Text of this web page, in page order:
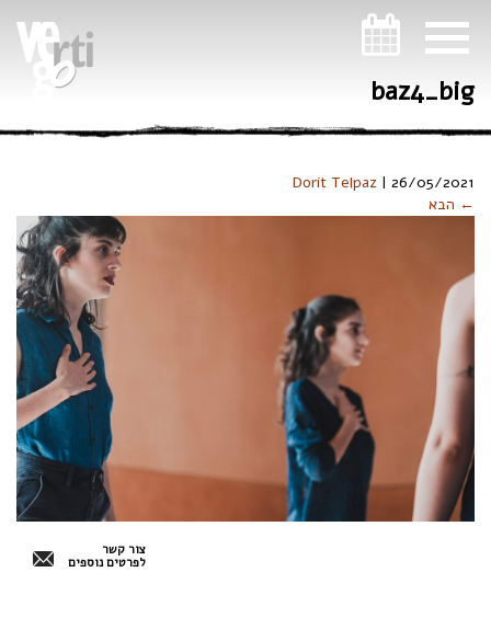
baz4_big
Dorit Telpaz | 26/05/2021
← הבא
צור קשר
לפרטים נוספים